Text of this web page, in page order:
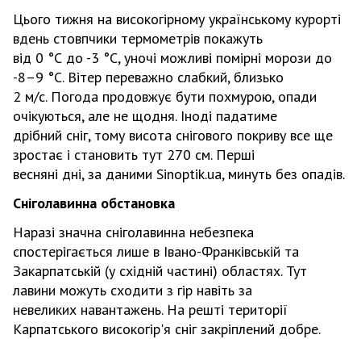
Цього тижня на високогірному українському курорті
вдень стовпчики термометрів покажуть
від 0 °С до -3 °С, уночі можливі помірні морози до
-8–9 °С. Вітер переважно слабкий, близько
2 м/с. Погода продовжує бути похмурою, опади
очікуються, але не щодня. Іноді падатиме
дрібний сніг, тому висота снігового покриву все ще
зростає і становить тут 270 см. Перші
весняні дні, за даними Sinoptik.ua, минуть без опадів.
Сніголавинна обстановка
Наразі значна сніголавинна небезпека
спостерігається лише в Івано-Франківській та
Закарпатській (у східній частині) областях. Тут
лавини можуть сходити з гір навіть за
невеликих навантажень. На решті території
Карпатського високогір'я сніг закріплений добре.